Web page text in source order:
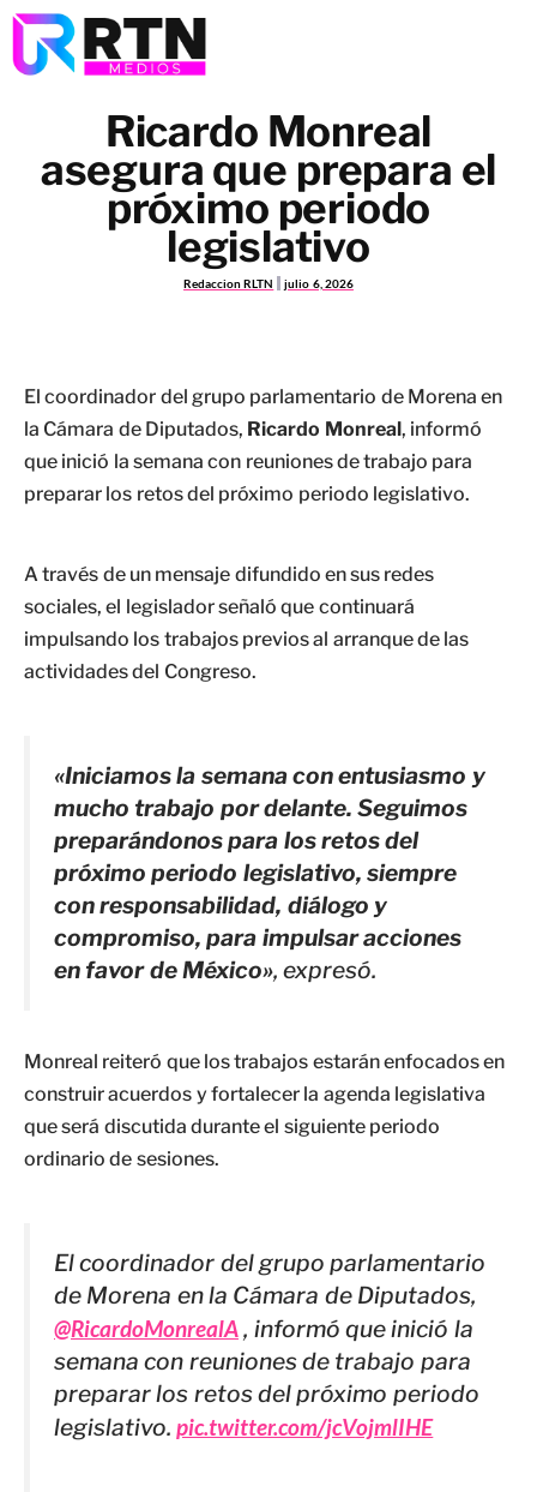
Ricardo Monreal
asegura que prepara el
próximo periodo
legislativo
Redaccion RLTN julio 6, 2026
El coordinador del grupo parlamentario de Morena en
la Cámara de Diputados, Ricardo Monreal, informó
que inició la semana con reuniones de trabajo para
preparar los retos del próximo periodo legislativo.
A través de un mensaje difundido en sus redes
sociales, el legislador señaló que continuará
impulsando los trabajos previos al arranque de las
actividades del Congreso.
«Iniciamos la semana con entusiasmo y
mucho trabajo por delante. Seguimos
preparándonos para los retos del
próximo periodo legislativo, siempre
con responsabilidad, diálogo y
compromiso, para impulsar acciones
en favor de México», expresó.
Monreal reiteró que los trabajos estarán enfocados en
construir acuerdos y fortalecer la agenda legislativa
que será discutida durante el siguiente periodo
ordinario de sesiones.
El coordinador del grupo parlamentario
de Morena en la Cámara de Diputados,
@RicardoMonrealA, informó que inició la
semana con reuniones de trabajo para
preparar los retos del próximo periodo
legislativo.pic.twitter.com/jcVojmlIHE